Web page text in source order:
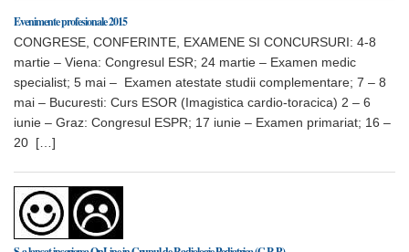
Evenimente profesionale 2015
CONGRESE, CONFERINTE, EXAMENE SI CONCURSURI: 4-8
martie – Viena: Congresul ESR; 24 martie – Examen medic
specialist; 5 mai – Examen atestate studii complementare; 7 – 8
mai – Bucuresti: Curs ESOR (Imagistica cardio-toracica) 2 – 6
iunie – Graz: Congresul ESPR; 17 iunie – Examen primariat; 16 –
20 […]